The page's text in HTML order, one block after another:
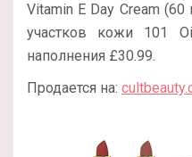
Vitamin E Day Cream
участков кожи 101
наполнения £30.99.
Продается на: